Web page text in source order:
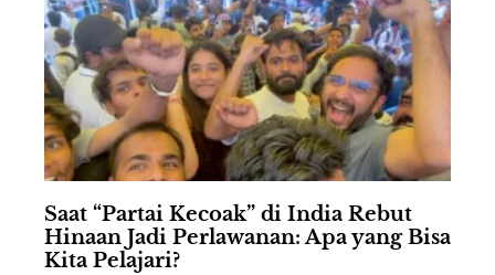
Saat “Partai Kecoak” di India Rebut
Hinaan Jadi Perlawanan: Apa yang Bisa
Kita Pelajari?